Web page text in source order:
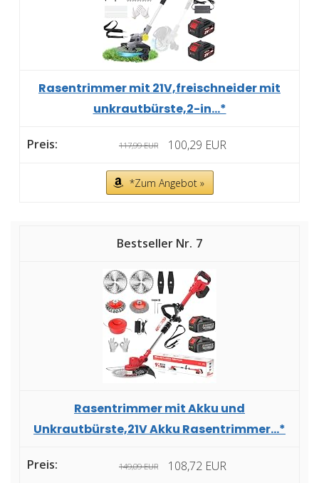
Rasentrimmer mit 21V,freischneider mit
unkrautbürste,2-in...*
117,99 EUR 100,29 EUR
*Zum Angebot »
7
Rasentrimmer mit Akku und
Unkrautbürste,21V Akku Rasentrimmer...*
149,09 EUR 108,72 EUR